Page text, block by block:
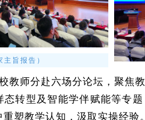
主旨报告）
教师分赴六场分论坛，聚焦
态转型及智能学伴赋能等专
塑教学认知，汲取实操经验。